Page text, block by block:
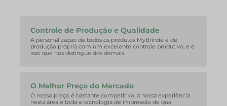
Controle de Produção e Qualidade
A personalização de todos os produtos MyBrinde é de
produção própria com um excelente controle produtivo, e é
isso que nos distingue dos demais.
O Melhor Preço do Mercado
O nosso preço é bastante competitivo, a nossa experiência
nesta área e toda a tecnologia de impressão de que